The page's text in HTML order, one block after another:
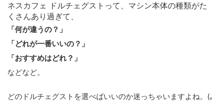
ネスカフェ ドルチェグストって、マシン本体の種類がた
くさんあり過ぎて、
「何が違うの？」
「どれが一番いいの？」
「おすすめはどれ？」
などなど。
どのドルチェグストを選べばいいのか迷っちゃいますよね。(｡